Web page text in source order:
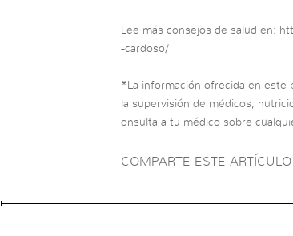
Lee más consejos de salud en:
-cardoso/
*La información ofrecida en este
la supervisión de médicos,
onsulta a tu médico sobre
COMPARTE ESTE ARTÍCULO